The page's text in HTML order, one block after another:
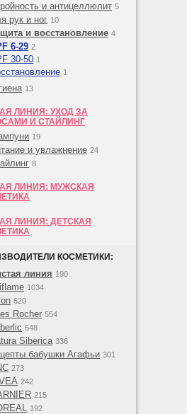
и антицеллюлит 5
рук и ног 10
и восстановление 4
6-29 2
30-50 1
1
13
ЛИНИЯ: УХОД ЗА
И СТАЙЛИНГ
19
и увлажнение 24
8
ЛИНИЯ: МУЖСКАЯ
ЛИНИЯ: ДЕТСКАЯ
КОСМЕТИКИ:
линия 190
1034
620
Rocher 554
548
Siberica 336
бабушки Агафьи 301
273
242
215
192